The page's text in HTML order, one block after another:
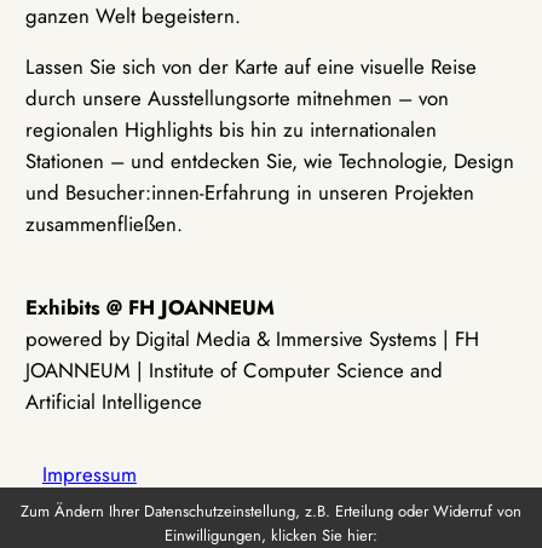
ganzen Welt begeistern.
Lassen Sie sich von der Karte auf eine visuelle Reise
durch unsere Ausstellungsorte mitnehmen – von
regionalen Highlights bis hin zu internationalen
Stationen – und entdecken Sie, wie Technologie, Design
und Besucher:innen-Erfahrung in unseren Projekten
zusammenfließen.
Exhibits @ FH JOANNEUM
powered by Digital Media & Immersive Systems | FH
JOANNEUM | Institute of Computer Science and
Artificial Intelligence
Impressum
Zum Ändern Ihrer Datenschutzeinstellung, z.B. Erteilung oder Widerruf von
Einwilligungen, klicken Sie hier: